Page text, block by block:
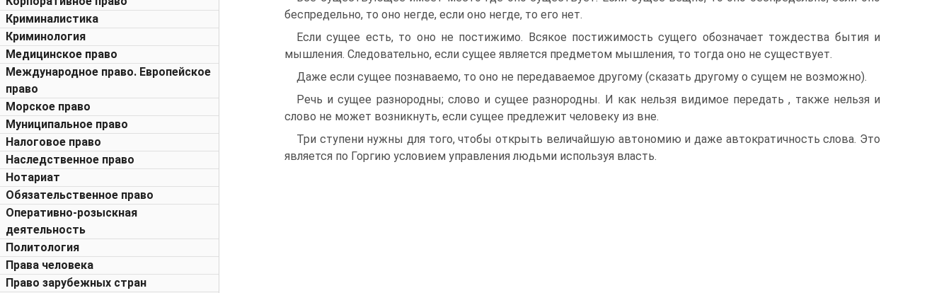
Криминалистика
Криминология
Медицинское право
Международное право. Европейское
право
Морское право
Муниципальное право
Налоговое право
Наследственное право
Нотариат
Обязательственное право
Оперативно-розыскная
деятельность
Политология
Права человека
Право зарубежных стран
беспредельно, то оно негде, если оно негде, то его нет.
Если сущее есть, то оно не постижимо. Всякое постижимость сущего обозначает тождества бытия и
мышления. Следовательно, если сущее является предметом мышления, то тогда оно не существует.
Даже если сущее познаваемо, то оно не передаваемое другому (сказать другому о сущем не возможно).
Речь и сущее разнородны; слово и сущее разнородны. И как нельзя видимое передать , также нельзя и
слово не может возникнуть, если сущее предлежит человеку из вне.
Три ступени нужны для того, чтобы открыть величайшую автономию и даже автократичность слова. Это
является по Горгию условием управления людьми используя власть.